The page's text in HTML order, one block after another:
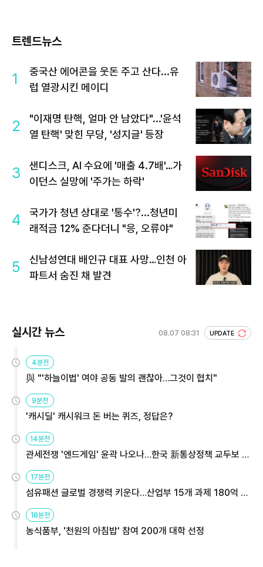
트렌드뉴스
1
중국산 에어콘을 웃돈 주고 산다...유
럽 열광시킨 메이디
2
"이재명 탄핵, 얼마 안 남았다"...'윤석
열 탄핵' 맞힌 무당, '성지글' 등장
3
샌디스크, AI 수요에 '매출 4.7배'…가
이던스 실망에 '주가는 하락'
4
국가가 청년 상대로 '통수'?...청년미
래적금 12% 준다더니 "응, 오류야"
5
신남성연대 배인규 대표 사망…인천 아
파트서 숨진 채 발견
실시간 뉴스 08.07 08:31 UPDATE
4분전
與 "'하늘이법' 여야 공동 발의 괜찮아…그것이 협치"
9분전
'캐시딜' 캐시워크 돈 버는 퀴즈, 정답은?
14분전
관세전쟁 '엔드게임' 윤곽 나오나…한국 新통상정책 교두보 활
17분전
섬유패션 글로벌 경쟁력 키운다…산업부 15개 과제 180억 지
18분전
농식품부, '천원의 아침밥' 참여 200개 대학 선정